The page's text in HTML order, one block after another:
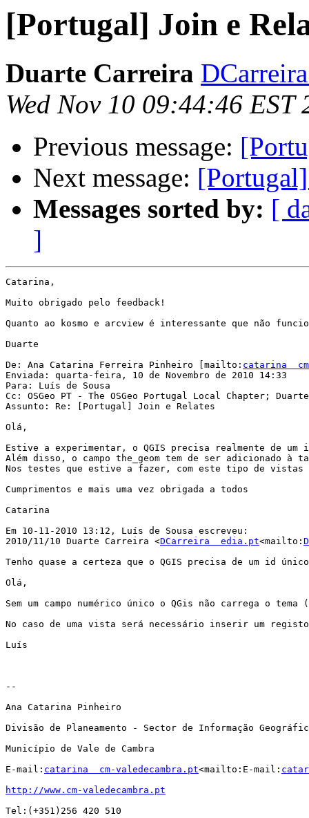
[Portugal] Join e
Duarte Carreira
Wed Nov 10 09:44:46 EST
Previous message:
Next message:
Messages sorted by: [
]
Catarina,
Muito obrigado pelo feedback!
Quanto ao kosmo e arcview é interessante que não
Duarte
De: Ana Catarina Ferreira Pinheiro [mailto: catarina
Enviada: quarta-feira, 10 de Novembro de 2010 14:33
Para: Luís de Sousa
Cc: OSGeo PT - The OSGeo Portugal Local Chapter;
Assunto: Re: [Portugal] Join e Relates
Olá,
Estive a experimentar, o QGIS precisa realmente de
Além disso, o campo the_geom tem de ser adicionado à
Nos testes que estive a fazer, com este tipo de vistas
Cumprimentos e mais uma vez obrigada a todos
Catarina
Em 10-11-2010 13:12, Luís de Sousa escreveu:
2010/11/10 Duarte Carreira <DCarreira  edia.pt<mailto:
Tenho quase a certeza que o QGIS precisa de um id
Olá,
Sem um campo numérico único o QGis não carrega o
No caso de uma vista será necessário inserir um registo
Luís
--
Ana Catarina Pinheiro
Divisão de Planeamento - Sector de Informação
Município de Vale de Cambra
E-mail: catarina  cm-valedecambra.pt<mailto:E-mail:
http://www.cm-valedecambra.pt
Tel:(+351)256 420 510